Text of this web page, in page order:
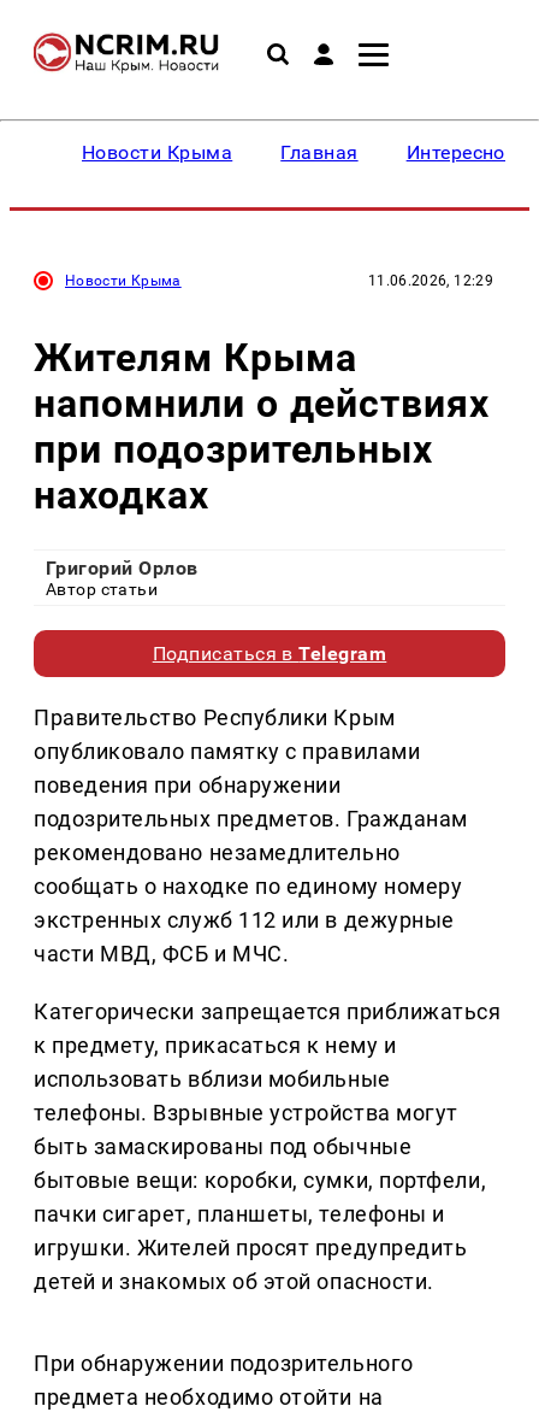
Новости Крыма Главная Интересное
Новости Крыма 11.06.2026, 12:29
Жителям Крыма
напомнили о действиях
при подозрительных
находках
Григорий Орлов
Автор статьи
Подписаться вTelegram
Правительство Республики Крым
опубликовало памятку с правилами
поведения при обнаружении
подозрительных предметов. Гражданам
рекомендовано незамедлительно
сообщать о находке по единому номеру
экстренных служб 112 или в дежурные
части МВД, ФСБ и МЧС.
Категорически запрещается приближаться
к предмету, прикасаться к нему и
использовать вблизи мобильные
телефоны. Взрывные устройства могут
быть замаскированы под обычные
бытовые вещи: коробки, сумки, портфели,
пачки сигарет, планшеты, телефоны и
игрушки. Жителей просят предупредить
детей и знакомых об этой опасности.
При обнаружении подозрительного
предмета необходимо отойти на